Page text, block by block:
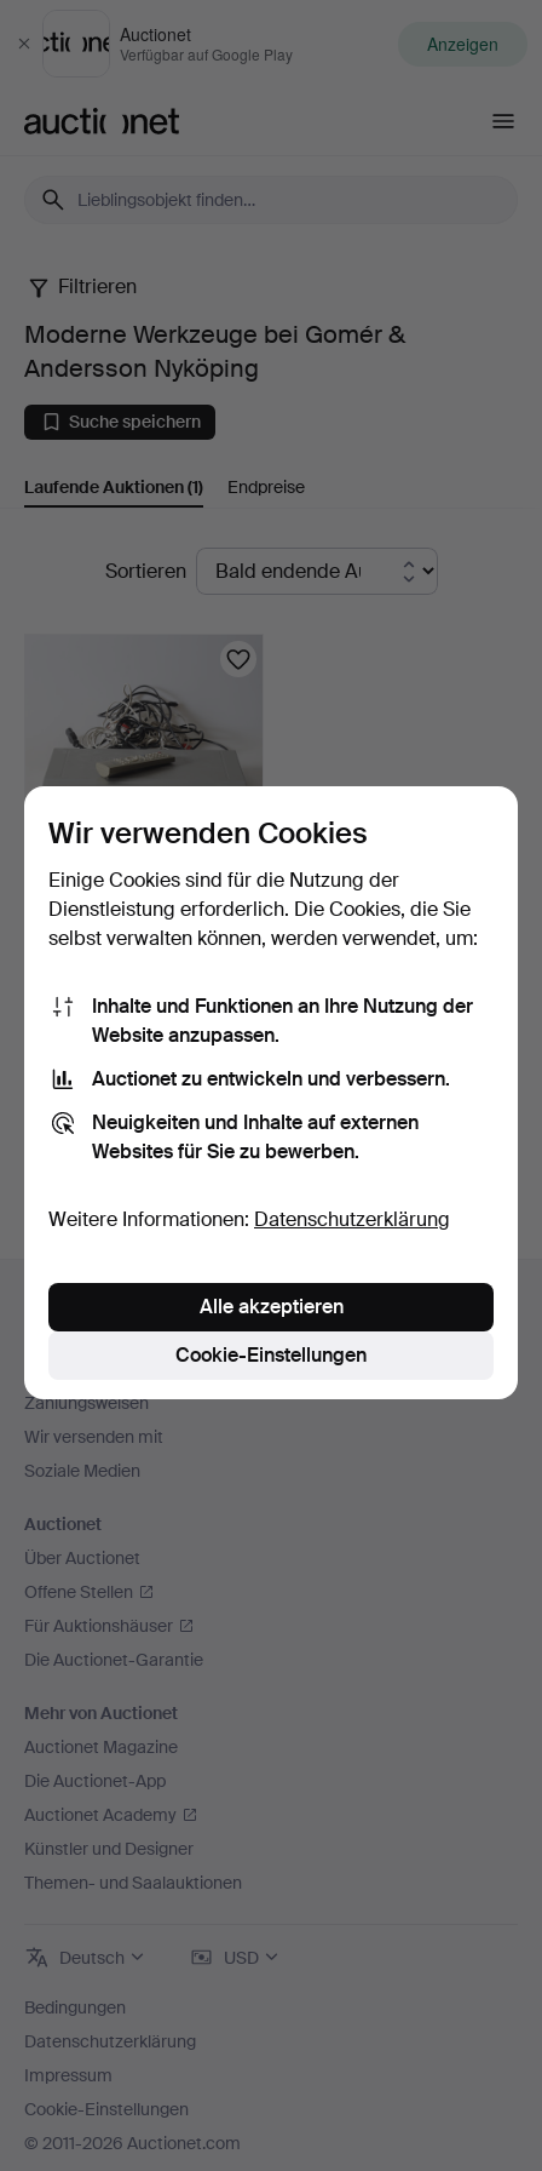
Schließen
Auctionet
Verfügbar auf Google Play Anzeigen
Moderne
Werkzeuge
bei
Gomér
Andersson
Filtrieren
Moderne Werkzeuge bei Gomér &
Andersson Nyköping
Suche speichern
Laufende Auktionen(1) Endpreise
LaufendeSortieren
DVD-PLAYER, E235,
Samsung.
3 Tage
64 USD
Sie können auch inBeendete Auktionen aus unserem
suchen.
Fußzeilen-
Kontakt mit dem Support aufnehmen
Zahlungsweisen
Wir versenden mit
Soziale Medien
Auctionet
Über Auctionet
Offene Stellen
Für Auktionshäuser
Die Auctionet-Garantie
Mehr von Auctionet
Auctionet Magazine
Die Auctionet-App
Auctionet Academy
Künstler und Designer
Themen- und Saalauktionen
Deutsch USD
Bedingungen
Datenschutzerklärung
Impressum
Cookie-Einstellungen
© 2011-2026 Auctionet.com
Wir verwenden Cookies
Einige Cookies sind für die Nutzung der
Dienstleistung erforderlich. Die Cookies, die Sie
selbst verwalten können, werden verwendet, um:
Inhalte und Funktionen an Ihre Nutzung der
Website anzupassen.
Auctionet zu entwickeln und verbessern.
Neuigkeiten und Inhalte auf externen
Websites für Sie zu bewerben.
Weitere Informationen: Datenschutzerklärung
Cookie-Einstellungen
Alle akzeptieren